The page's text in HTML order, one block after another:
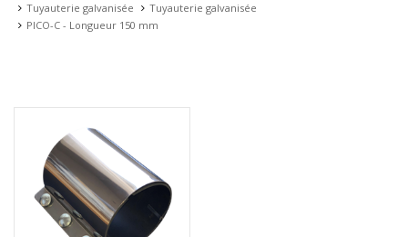
Tuyauterie galvanisée
Tuyauterie galvanisée
PICO-C - Longueur 150 mm